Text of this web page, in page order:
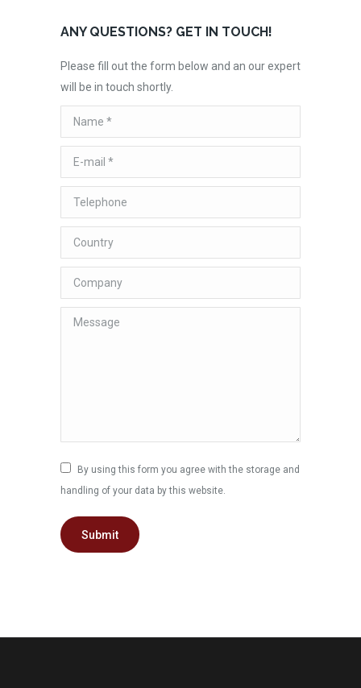
ANY QUESTIONS? GET IN TOUCH!
Please fill out the form below and an our expert
will be in touch shortly.
Name *
E-mail *
Telephone
Country
Company
Message
By using this form you agree with the storage and
handling of your data by this website.
Submit